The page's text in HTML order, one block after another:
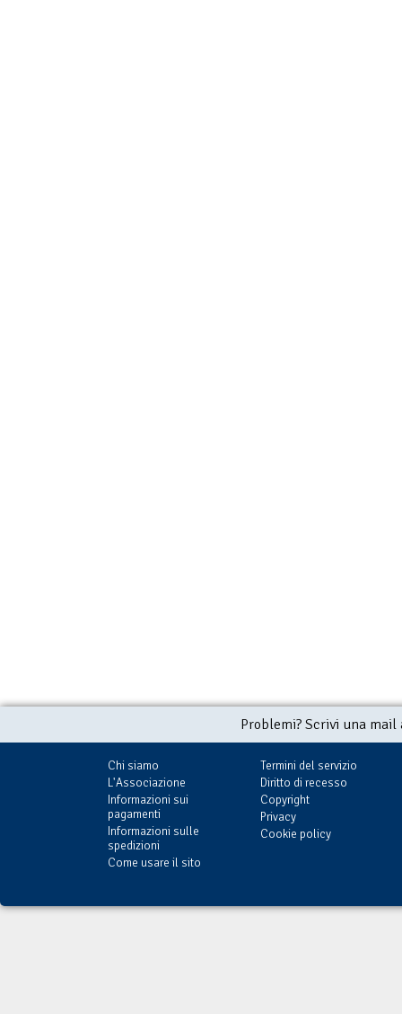
Problemi? Scrivi una
Chi siamo
L'Associazione
Informazioni sui
pagamenti
Informazioni sulle
spedizioni
Come usare il sito
Termini del servizio
Diritto di recesso
Copyright
Privacy
Cookie policy